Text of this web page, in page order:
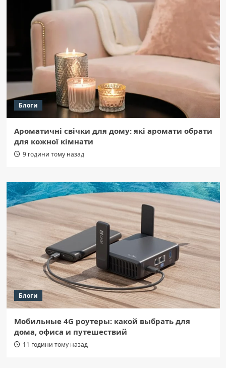
Блоги
Ароматичні свічки для дому: які аромати обрати
для кожної кімнати
9 години тому назад
Блоги
Мобильные 4G роутеры: какой выбрать для
дома, офиса и путешествий
11 години тому назад